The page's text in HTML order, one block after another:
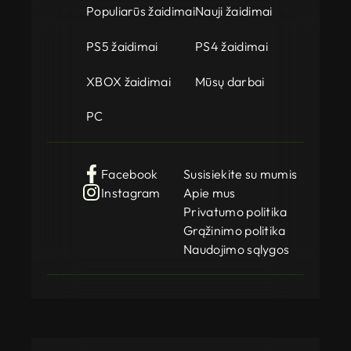
Populiarūs žaidimaiNauji žaidimai
PS5 žaidimai PS4 žaidimai
XBOX žaidimai Mūsų darbai
PC
Facebook
Instagram
Susisiekite su mumis
Apie mus
Privatumo politika
Grąžinimo politika
Naudojimo sąlygos